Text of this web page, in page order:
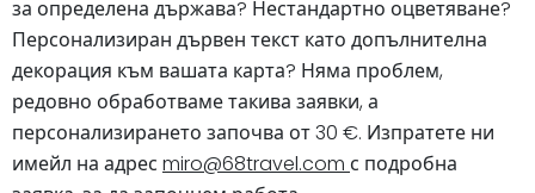
за определена държава? Нестандартно оцветяване?
Персонализиран дървен текст като допълнителна
декорация към вашата карта? Няма проблем,
редовно обработваме такива заявки, а
персонализирането започва от 30 €. Изпратете ни
имейл на адрес miro@68travel.com с подробна